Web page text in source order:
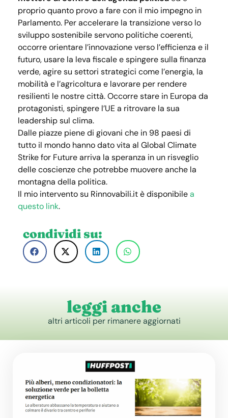
condividi su:
proprio quanto provo a fare con il mio impegno in
Parlamento. Per accelerare la transizione verso lo
sviluppo sostenibile servono politiche coerenti,
occorre orientare l’innovazione verso l’efficienza e il
futuro, usare la leva fiscale e spingere sulla finanza
verde, agire su settori strategici come l’energia, la
mobilità e l’agricoltura e lavorare per rendere
resilienti le nostre città. Occorre stare in Europa da
protagonisti, spingere l’UE a ritrovare la sua
leadership sul clima.
Dalle piazze piene di giovani che in 98 paesi di
tutto il mondo hanno dato vita al Global Climate
Strike for Future arriva la speranza in un risveglio
delle coscienze che potrebbe muovere anche la
montagna della politica.
Il mio intervento su Rinnovabili.it è disponibilea
questo link.
leggi anche
altri articoli per rimanere aggiornati